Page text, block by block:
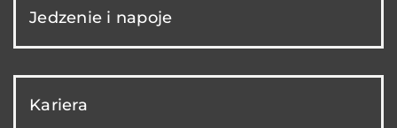
Jedzenie i napoje
Kariera